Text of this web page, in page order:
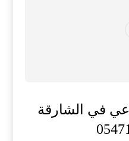
في الشارقة